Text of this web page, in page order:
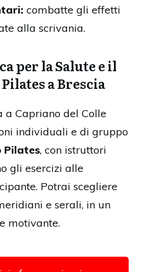
combatte gli effetti
alla scrivania.
per la Salute e il
a Brescia
a Capriano del Colle
individuali e di gruppo
Pilates, con istruttori
gli esercizi alle
Potrai scegliere
e serali, in un
motivante.